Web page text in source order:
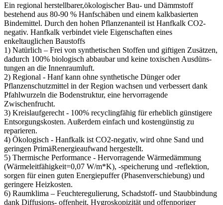
Ein regional herstellbarer,ökologischer Bau- und Dämmstoff
bestehend aus 80-90 % Hanfschäben und einem kalkbasierten
Bindemittel. Durch den hohen Pflanzenanteil ist Hanfkalk CO2-
negativ. Hanfkalk verbindet viele Eigenschaften eines
enkeltauglichen Baustoffs
1) Natürlich – Frei von synthetischen Stoffen und giftigen Zusätzen,
dadurch 100% biologisch abbaubar und keine toxischen Ausdüns-
tungen an die Innenraumluft.
2) Regional - Hanf kann ohne synthetische Dünger oder
Pflanzenschutzmittel in der Region wachsen und verbessert dank
Pfahlwurzeln die Bodenstruktur, eine hervorragende
Zwischenfrucht.
3) Kreislaufgerecht - 100% recyclingfähig für erheblich günstigere
Entsorgungskosten. Außerdem einfach und kostengünstig zu
reparieren.
4) Ökologisch - Hanfkalk ist CO2-negativ, wird ohne Sand und
geringen PrimäRenergieaufwand hergestellt.
5) Thermische Performance - Hervorragende Wärmedämmung
(Wärmeleitfähigkeit=0,07 W/m*K), -speicherung und -reflektion,
sorgen für einen guten Energiepuffer (Phasenverschiebung) und
geringere Heizkosten.
6) Raumklima – Feuchteregulierung, Schadstoff- und Staubbindung
dank Diffusions- offenheit, Hygroskopizität und offenporiger